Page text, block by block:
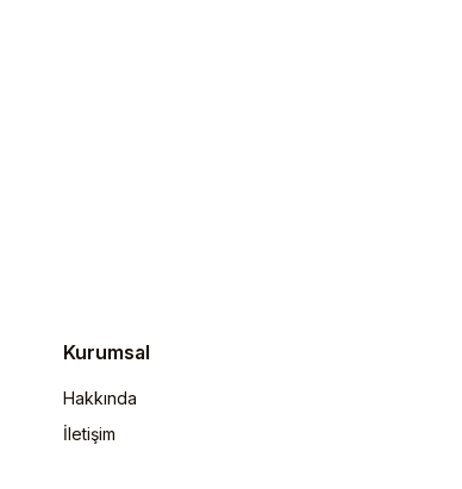
Kurumsal
Hakkında
İletişim